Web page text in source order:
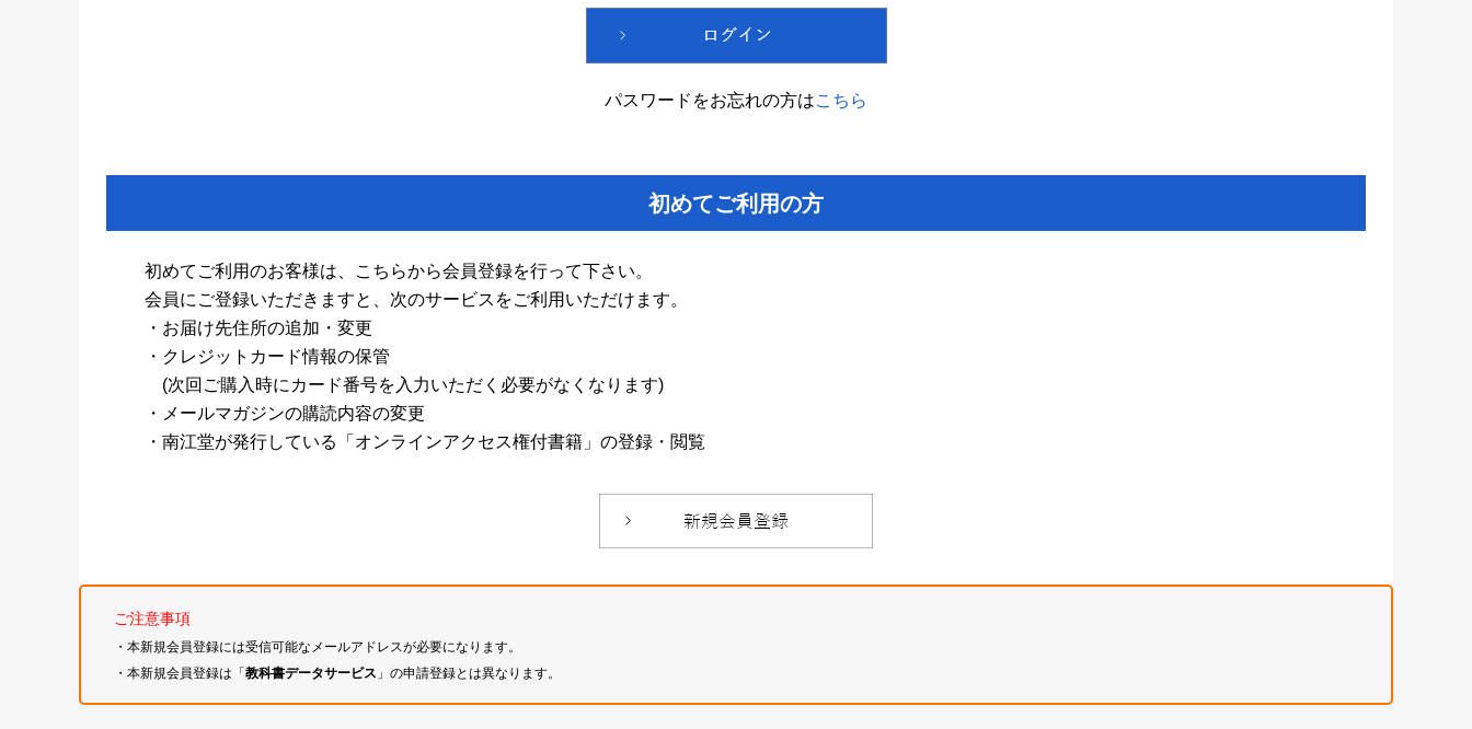
パスワードをお忘れの方はこちら
初めてご利用の方
初めてご利用のお客様は、こちらから会員登録を行って下さい。
会員にご登録いただきますと、次のサービスをご利用いただけます。
・お届け先住所の追加・変更
・クレジットカード情報の保管
(次回ご購入時にカード番号を入力いただく必要がなくなります)
・メールマガジンの購読内容の変更
・南江堂が発行している「オンラインアクセス権付書籍」の登録・閲覧
ご注意事項
・本新規会員登録には受信可能なメールアドレスが必要になります。
・本新規会員登録は「教科書データサービス 」の申請登録とは異なります。